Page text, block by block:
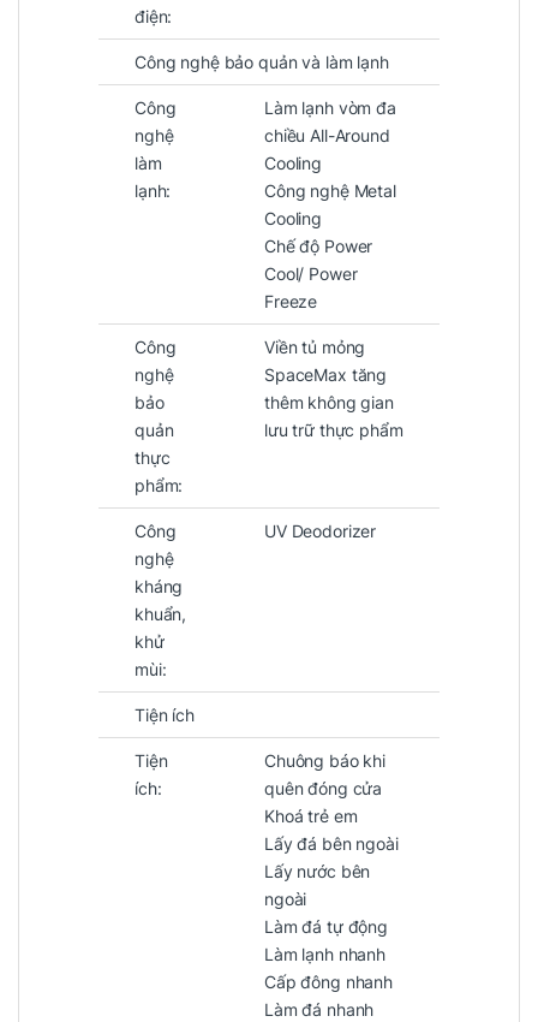
điện:
Công nghệ bảo quản và làm lạnh
Công
nghệ
làm
lạnh:
Làm lạnh vòm đa
chiều All-Around
Cooling
Công nghệ Metal
Cooling
Chế độ Power
Cool/ Power
Freeze
Công
nghệ
bảo
quản
thực
phẩm:
Viền tủ mỏng
SpaceMax tăng
thêm không gian
lưu trữ thực phẩm
Công
nghệ
kháng
khuẩn,
khử
mùi:
UV Deodorizer
Tiện ích
Tiện
ích:
Chuông báo khi
quên đóng cửa
Khoá trẻ em
Lấy đá bên ngoài
Lấy nước bên
ngoài
Làm đá tự động
Làm lạnh nhanh
Cấp đông nhanh
Làm đá nhanh